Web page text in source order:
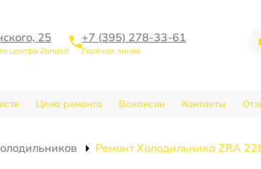
25
центра Zanussi
+7 (395) 278-33-61
Горячая линия
Цена ремонта Вакансии Контакты
Ремонт Холодильника ZRA